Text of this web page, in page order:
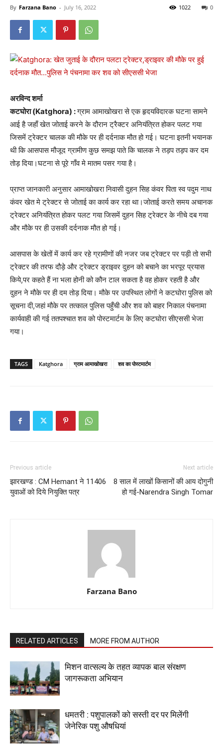
By Farzana Bano - July 16, 2022 0
1022
अरविन्द शर्मा
कटघोरा (Katghora) :ग्राम आमाखोखरा से एक हृदयविदारक घटना सामने
आई है जहाँ खेत जोताई करने के दौरान ट्रैक्टर अनियंत्रित होकर पलट गया
जिसमें ट्रेक्टर चालक की मौके पर ही दर्दनाक मौत हो गई। घटना इतनी भयानक
थी कि आसपास मौजूद ग्रामीण कुछ समझ पाते कि चालक ने तड़प तड़प कर दम
तोड़ दिया।घटना से पूरे गाँव मे मातम पसर गया है।
प्राप्त जानकारी अनुसार आमाखोखरा निवासी दुहन सिह कंवर पिता स्व पदुम नाथ
कंवर खेत मे ट्रेक्टर से जोताई का कार्य कर रहा था।जोताई करते समय अचानक
ट्रेक्टर अनियंत्रित होकर पलट गया जिसमें दुहन सिह ट्रेक्टर के नीचे दब गया
और मौके पर ही उसकी दर्दनाक मौत हो गई।
आसपास के खेतों में कार्य कर रहे ग्रामीणों की नजर जब ट्रेक्टर पर पड़ी तो सभी
ट्रेक्टर की तरफ दौड़े और ट्रेक्टर ड्राइवर दुहन को बचाने का भरपूर प्रयास
किये,पर कहते हैं ना भला होनी को कौन टाल सकता है वह होकर रहती है और
दुहन ने मौके पर ही दम तोड़ दिया। मौके पर उपस्थित लोगों ने कटघोरा पुलिस को
सूचना दी,जहां मौके पर तत्काल पुलिस पहुँची और शव को बाहर निकाल पंचनामा
कार्यवाही की गई ततपश्चात शव को पोस्टमार्टम के लिए कटघोरा सीएससी भेजा
गया।
TAGS Katghora ग्राम आमाखोखरा शव का पोस्टमार्टम
Previous article
झारखण्ड : CM Hemant ने 11406
युवाओं को दिये नियुक्ति पत्र
Next article
8 साल में लाखों किसानों की आय दोगुनी
हो गई-Narendra Singh Tomar
Farzana Bano
RELATED ARTICLES MORE FROM AUTHOR
मिशन वात्सल्य के तहत व्यापक बाल संरक्षण
जागरूकता अभियान
धमतरी : पशुपालकों को सस्ती दर पर मिलेंगी
जेनेरिक पशु औषधियां